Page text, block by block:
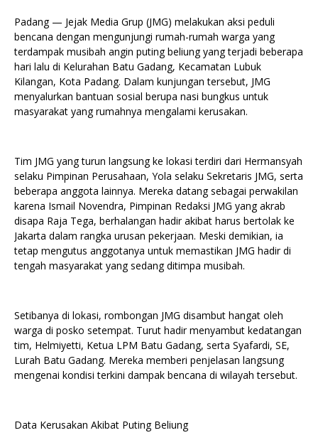
Padang — Jejak Media Grup (JMG) melakukan aksi peduli
bencana dengan mengunjungi rumah-rumah warga yang
terdampak musibah angin puting beliung yang terjadi beberapa
hari lalu di Kelurahan Batu Gadang, Kecamatan Lubuk
Kilangan, Kota Padang. Dalam kunjungan tersebut, JMG
menyalurkan bantuan sosial berupa nasi bungkus untuk
masyarakat yang rumahnya mengalami kerusakan.
Tim JMG yang turun langsung ke lokasi terdiri dari Hermansyah
selaku Pimpinan Perusahaan, Yola selaku Sekretaris JMG, serta
beberapa anggota lainnya. Mereka datang sebagai perwakilan
karena Ismail Novendra, Pimpinan Redaksi JMG yang akrab
disapa Raja Tega, berhalangan hadir akibat harus bertolak ke
Jakarta dalam rangka urusan pekerjaan. Meski demikian, ia
tetap mengutus anggotanya untuk memastikan JMG hadir di
tengah masyarakat yang sedang ditimpa musibah.
Setibanya di lokasi, rombongan JMG disambut hangat oleh
warga di posko setempat. Turut hadir menyambut kedatangan
tim, Helmiyetti, Ketua LPM Batu Gadang, serta Syafardi, SE,
Lurah Batu Gadang. Mereka memberi penjelasan langsung
mengenai kondisi terkini dampak bencana di wilayah tersebut.
Data Kerusakan Akibat Puting Beliung